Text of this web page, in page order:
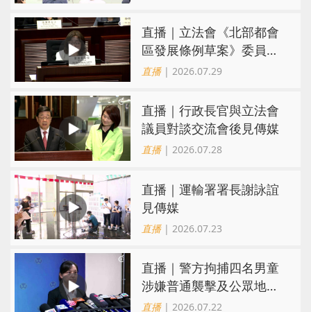
直播｜立法會《北部都會
區發展條例草案》委員會
會議
直播| 2026.07.29
直播｜行政長官與立法會
議員對談交流會後見傳媒
直播| 2026.07.28
直播｜運輸署署長謝詠誼
見傳媒
直播| 2026.07.23
直播｜警方拘捕四名男童
涉嫌普通襲擊及公眾地方
內擾亂秩序行為
直播| 2026.07.22